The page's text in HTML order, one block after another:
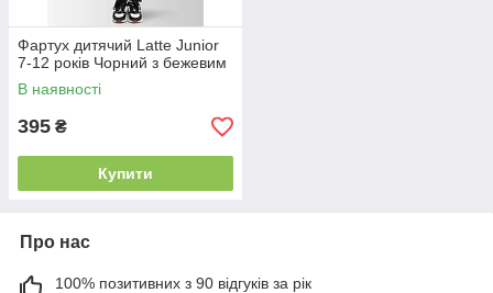
Фартух дитячий Latte Junior
7-12 років Чорний з бежевим
В наявності
395 ₴
Купити
Про нас
100% позитивних з 90 відгуків за рік